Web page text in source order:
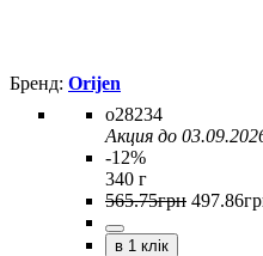
Orijen
o28234
Акция до
-12%
340 г
565.75грн 497.86
в 1 клік